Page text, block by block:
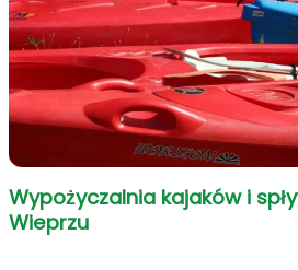
Wypożyczalnia kajaków i
Wieprzu